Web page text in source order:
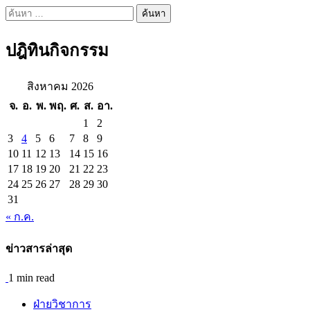
ค้นหา
ปฎิทินกิจกรรม
สิงหาคม 2026
จ. อ. พ. พฤ. ศ. ส. อา.
1
2
3
4 5 6 7 8
9
10 11 12 13 14 15 16
17 18 19 20 21 22 23
24 25 26 27 28 29 30
31
« ก.ค.
ข่าวสารล่าสุด
1 min read
ฝ่ายวิชาการ